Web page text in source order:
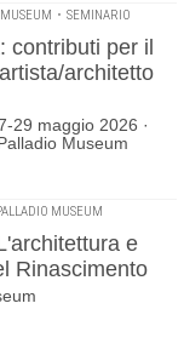
• SEMINARIO
contributi per il
architetto
29 maggio 2026 ·
Museum
MUSEUM
e
Rinascimento